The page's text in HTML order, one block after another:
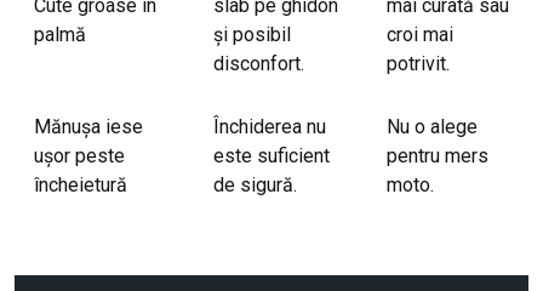
Cute groase în
palmă
slab pe ghidon
și posibil
disconfort.
mai curată sau
croi mai
potrivit.
Mănușa iese
ușor peste
încheietură
Închiderea nu
este suficient
de sigură.
Nu o alege
pentru mers
moto.